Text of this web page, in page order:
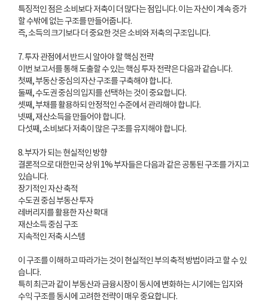
특징적인 점은 소비보다 저축이 더 많다는 점입니다. 이는 자산이 계속 증가
할 수밖에 없는 구조를 만들어줍니다.
즉, 소득의 크기보다 더 중요한 것은 소비와 저축의 구조입니다.
7. 투자 관점에서 반드시 알아야 할 핵심 전략
이번 보고서를 통해 도출할 수 있는 핵심 투자 전략은 다음과 같습니다.
첫째, 부동산 중심의 자산 구조를 구축해야 합니다.
둘째, 수도권 중심의 입지를 선택하는 것이 중요합니다.
셋째, 부채를 활용하되 안정적인 수준에서 관리해야 합니다.
넷째, 재산소득을 만들어야 합니다.
다섯째, 소비보다 저축이 많은 구조를 유지해야 합니다.
8. 부자가 되는 현실적인 방향
결론적으로 대한민국 상위 1% 부자들은 다음과 같은 공통된 구조를 가지고
있습니다.
장기적인 자산 축적
수도권 중심 부동산 투자
레버리지를 활용한 자산 확대
재산소득 중심 구조
지속적인 저축 시스템
이 구조를 이해하고 따라가는 것이 현실적인 부의 축적 방법이라고 할 수 있
습니다.
특히 최근과 같이 부동산과 금융시장이 동시에 변화하는 시기에는 입지와
수익 구조를 동시에 고려한 전략이 매우 중요합니다.